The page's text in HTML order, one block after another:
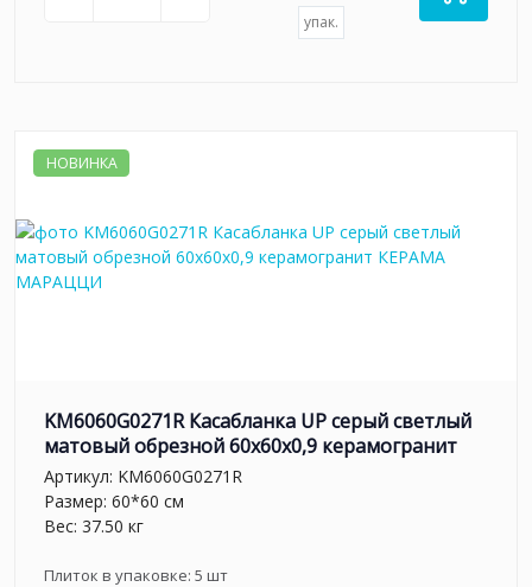
упак.
НОВИНКА
KM6060G0271R Касабланка UP серый светлый
матовый обрезной 60x60x0,9 керамогранит
Артикул: KM6060G0271R
Размер: 60*60 см
Вес: 37.50 кг
Плиток в упаковке: 5 шт